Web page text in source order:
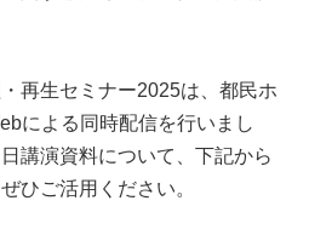
再生セミナー2025は、都民ホ
による同時配信を行いまし
講演資料について、下記から
ひご活用ください。